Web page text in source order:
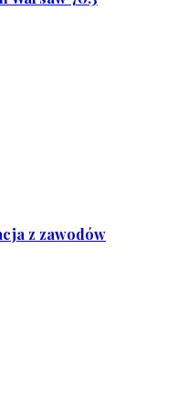
z zawodów